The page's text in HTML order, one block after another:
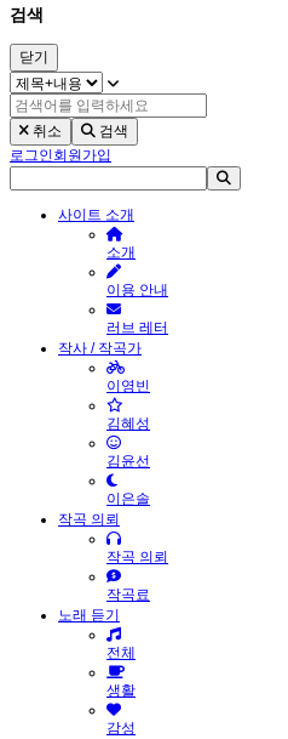
검색
닫기
취소
검색
로그인회원가입
사이트 소개
소개
이용 안내
러브 레터
작사 / 작곡가
이영빈
김혜성
김윤선
이은솔
작곡 의뢰
작곡 의뢰
작곡료
노래 듣기
전체
생활
감성